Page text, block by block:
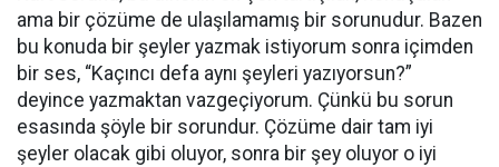
ama bir çözüme de ulaşılamamış bir sorunudur. Bazen
bu konuda bir şeyler yazmak istiyorum sonra içimden
bir ses, “Kaçıncı defa aynı şeyleri yazıyorsun?”
deyince yazmaktan vazgeçiyorum. Çünkü bu sorun
esasında şöyle bir sorundur. Çözüme dair tam iyi
şeyler olacak gibi oluyor, sonra bir şey oluyor o iyi